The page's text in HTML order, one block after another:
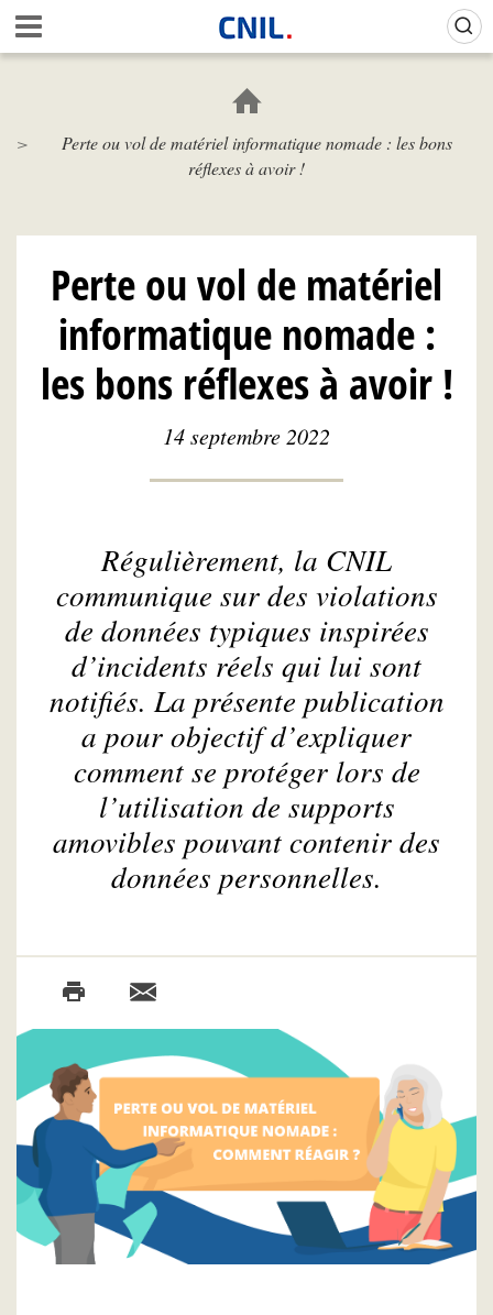
Aller
au
contenu
c
i
N
L
Perte ou vol de matériel informatique nomade : les bons
réflexes à avoir !
Perte ou vol de matériel
informatique nomade :
les bons réflexes à avoir !
14 septembre 2022
Régulièrement, la CNIL
communique sur des violations
de données typiques inspirées
d’incidents réels qui lui sont
notifiés. La présente publication
a pour objectif d’expliquer
comment se protéger lors de
l’utilisation de supports
amovibles pouvant contenir des
données personnelles.
Gestion de vos préférences sur les cookies (témoins de connexion)